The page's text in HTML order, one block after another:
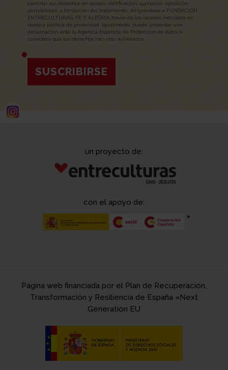
ejercitar sus derechos de acceso, rectificación, supresión, oposición,
portabilidad, o limitación del tratamiento, dirigiéndose a FUNDACIÓN
ENTRECULTURAS, FE Y ALEGRÍA través de los canales indicados en
nuestra política de privacidad. Igualmente, puede presentar una
reclamación ante la Agencia Española de Protección de datos si
considera que sus derechos han sido vulnerados.
SUSCRIBIRSE
un proyecto de:
con el apoyo de:
Página web financiada por el Plan de Recuperación,
Transformación y Resiliencia de España «Next
Generation EU